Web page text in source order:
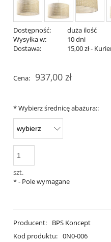
Dostępność:
duża ilość
Wysyłka w:
10 dni
Dostawa:
15,00 zł-
Cena nie zawiera
Cena: 937,00 zł
*Wybierz średnicę abażura::
szt.
*- Pole wymagane
Producent:
BPS Koncept
Kod produktu: 0N0-006